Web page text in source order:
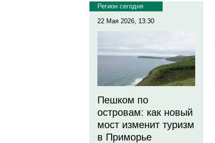
Регион сегодня
22 Мая 2026, 13:30
Пешком по
островам: как новый
мост изменит туризм
в Приморье